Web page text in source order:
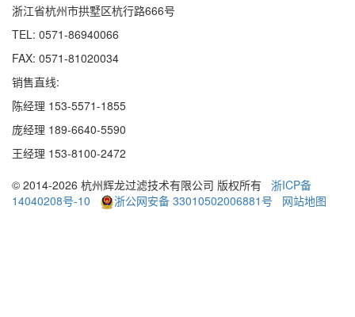
浙江省杭州市拱墅区杭行路666号
TEL: 0571-86940066
FAX: 0571-81020034
销售直线:
陈经理 153-5571-1855
庞经理 189-6640-5590
王经理 153-8100-2472
© 2014-2026 杭州辉龙过滤技术有限公司 版权所有 浙ICP备
14040208号-10
浙公网安备 33010502006881号 网站地图